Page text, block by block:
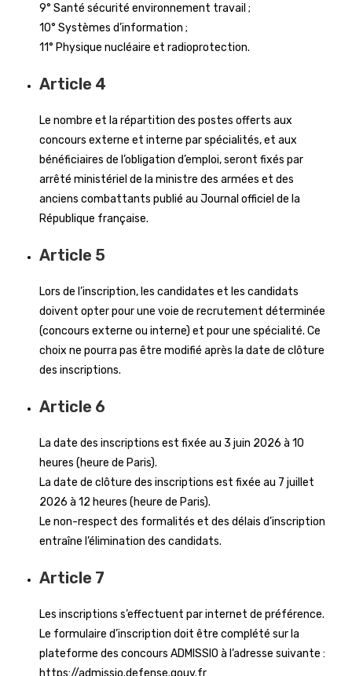
9° Santé sécurité environnement travail ;
10° Systèmes d’information ;
11° Physique nucléaire et radioprotection.
Article 4
Le nombre et la répartition des postes offerts aux
concours externe et interne par spécialités, et aux
bénéficiaires de l’obligation d’emploi, seront fixés par
arrêté ministériel de la ministre des armées et des
anciens combattants publié au Journal officiel de la
République française.
Article 5
Lors de l’inscription, les candidates et les candidats
doivent opter pour une voie de recrutement déterminée
(concours externe ou interne) et pour une spécialité. Ce
choix ne pourra pas être modifié après la date de clôture
des inscriptions.
Article 6
La date des inscriptions est fixée au 3 juin 2026 à 10
heures (heure de Paris).
La date de clôture des inscriptions est fixée au 7 juillet
2026 à 12 heures (heure de Paris).
Le non-respect des formalités et des délais d’inscription
entraîne l’élimination des candidats.
Article 7
Les inscriptions s’effectuent par internet de préférence.
Le formulaire d’inscription doit être complété sur la
plateforme des concours ADMISSIO à l’adresse suivante :
https://admissio.defense.gouv.fr